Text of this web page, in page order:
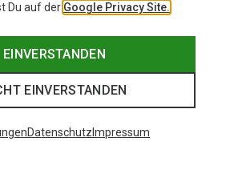
Du auf der Google Privacy Site.
EINVERSTANDEN
EINVERSTANDEN
Datenschutz Impressum